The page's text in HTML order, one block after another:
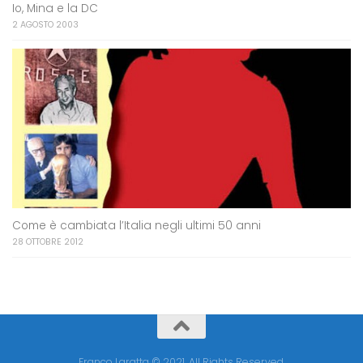
Io, Mina e la DC
2 AGOSTO 2003
Come è cambiata l’Italia negli ultimi 50 anni
28 OTTOBRE 2012